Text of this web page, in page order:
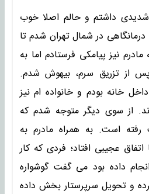
داشتم و حالم اصلا خوب
در شمال تهران شدم تا
نیز پیامکی فرستادم اما به
از تزریق سرم، بیهوش شدم.
خانه بودم و خانواده ام نیز
از سوی دیگر متوجه شدم که
است. به همراه مادرم به
اتفاق عجیبی افتاد؛ فردی که کار
داده بود می گفت گوشواره
و تحویل سرپرستار بخش داده